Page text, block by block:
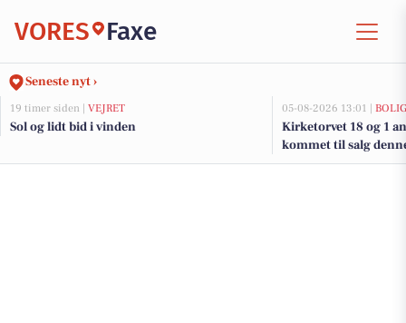
VORES Faxe
Seneste nyt ›
19 timer siden | VEJRET
Sol og lidt bid i vinden
05-08-2026 13:01 |
Kirketorvet 18 og 1
kommet til salg
boligerne her.